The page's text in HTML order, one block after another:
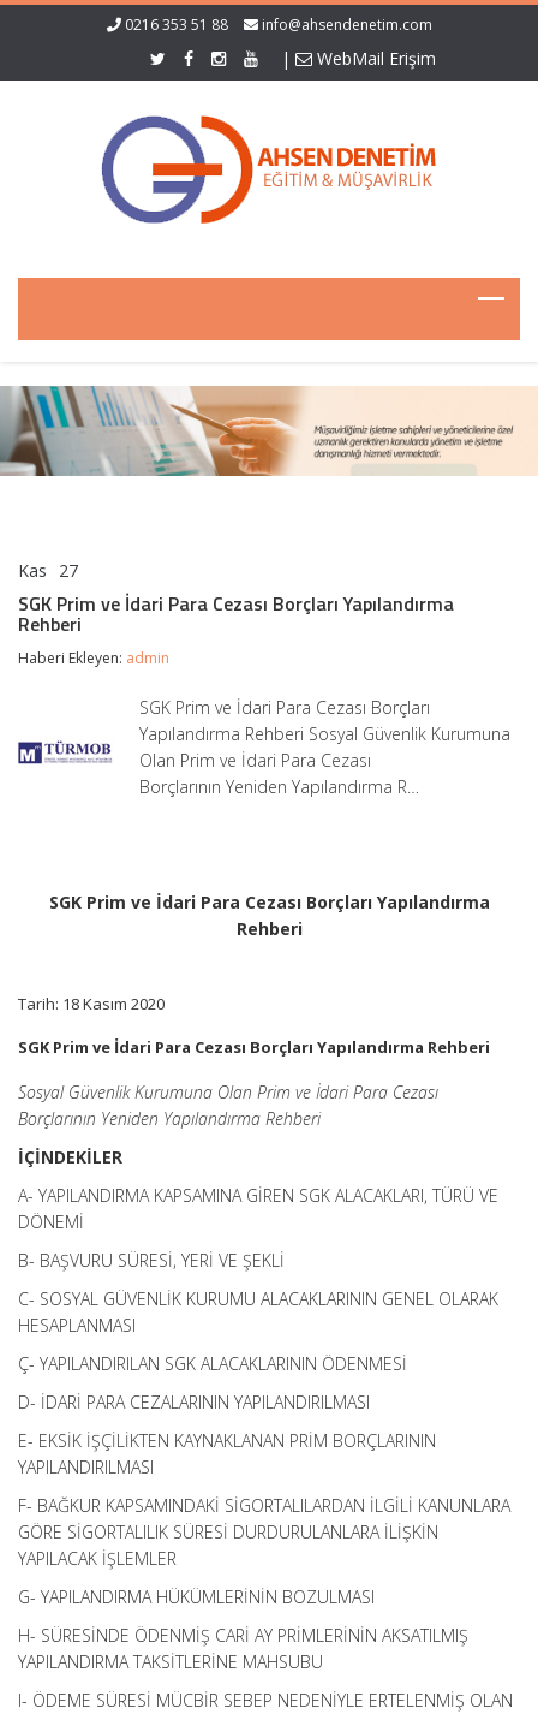
0216 353 51 88 info@ahsendenetim.com
| WebMail Erişim
Kas 27
Prim
ve
Para
Yapılandırma
Rehberi
için
SGK Prim ve İdari Para Cezası Borçları Yapılandırma
Rehberi
Haberi Ekleyen: admin
SGK Prim ve İdari Para Cezası Borçları
Yapılandırma Rehberi Sosyal Güvenlik Kurumuna
Olan Prim ve İdari Para Cezası
Borçlarının Yeniden Yapılandırma R…
SGK Prim ve İdari Para Cezası Borçları Yapılandırma
Rehberi
Tarih: 18 Kasım 2020
SGK Prim ve İdari Para Cezası Borçları Yapılandırma Rehberi
Sosyal Güvenlik Kurumuna Olan Prim ve İdari Para Cezası
Borçlarının Yeniden Yapılandırma Rehberi
İÇİNDEKİLER
A- YAPILANDIRMA KAPSAMINA GİREN SGK ALACAKLARI, TÜRÜ VE
DÖNEMİ
B- BAŞVURU SÜRESİ, YERİ VE ŞEKLİ
C- SOSYAL GÜVENLİK KURUMU ALACAKLARININ GENEL OLARAK
HESAPLANMASI
Ç- YAPILANDIRILAN SGK ALACAKLARININ ÖDENMESİ
D- İDARİ PARA CEZALARININ YAPILANDIRILMASI
E- EKSİK İŞÇİLİKTEN KAYNAKLANAN PRİM BORÇLARININ
YAPILANDIRILMASI
F- BAĞKUR KAPSAMINDAKİ SİGORTALILARDAN İLGİLİ KANUNLARA
GÖRE SİGORTALILIK SÜRESİ DURDURULANLARA İLİŞKİN
YAPILACAK İŞLEMLER
G- YAPILANDIRMA HÜKÜMLERİNİN BOZULMASI
H- SÜRESİNDE ÖDENMİŞ CARİ AY PRİMLERİNİN AKSATILMIŞ
YAPILANDIRMA TAKSİTLERİNE MAHSUBU
I- ÖDEME SÜRESİ MÜCBİR SEBEP NEDENİYLE ERTELENMİŞ OLAN